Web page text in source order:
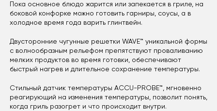
Пока основное блюдо жарится или запекается в гриле, на
боковой конфорке можно готовить гарниры, соусы, а в
холодное время года варить глинтвейн.
Двусторонние чугунные решетки WAVE™ уникальной формы
с волнообразным рельефом препятствуют проваливанию
мелких продуктов во время готовки, обеспечивают
быстрый нагрев и длительное сохранение температуры.
Стильный датчик температуры ACCU-PROBE™, мгновенно
реагирующий на изменения температуры, позволит понять,
когда гриль разогрет и что происходит внутри.